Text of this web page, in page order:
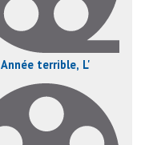
Année terrible, L'